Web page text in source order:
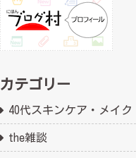
カテゴリー
40代スキンケア・メイク
the雑談